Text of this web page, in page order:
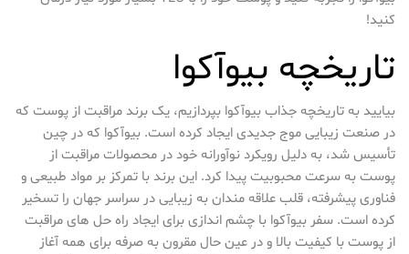
کنید!
تاریخچه بیوآکوا
بیایید به تاریخچه جذاب بیوآکوا بپردازیم، یک برند مراقبت از پوست که
در صنعت زیبایی موج جدیدی ایجاد کرده است. بیوآکوا که در چین
تأسیس شد، به دلیل رویکرد نوآورانه خود در محصولات مراقبت از
پوست به سرعت محبوبیت پیدا کرد. این برند با تمرکز بر مواد طبیعی و
فناوری پیشرفته، قلب علاقه مندان به زیبایی در سراسر جهان را تسخیر
کرده است. سفر بیوآکوا با چشم اندازی برای ایجاد راه حل های مراقبت
از پوست با کیفیت بالا و در عین حال مقرون به صرفه برای همه آغاز